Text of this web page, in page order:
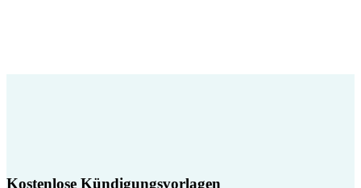
Kostenlose Kündigungsvorlagen